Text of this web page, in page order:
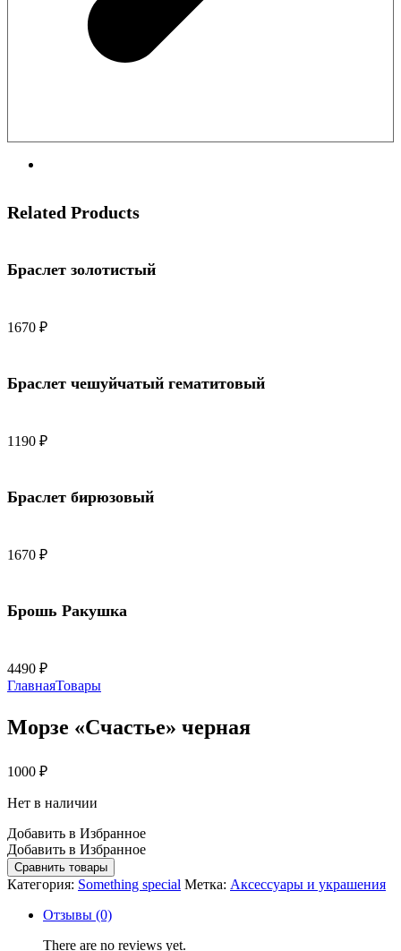
Related Products
Браслет золотистый
1670 ₽
Браслет чешуйчатый гематитовый
1190 ₽
Браслет бирюзовый
1670 ₽
Брошь Ракушка
4490 ₽
ГлавнаяТовары
Морзе «Счастье» черная
1000 ₽
Нет в наличии
Добавить в Избранное
Добавить в Избранное
Сравнить товары
Категория: Something special Метка: Аксессуары и украшения
Отзывы (0)
There are no reviews yet.